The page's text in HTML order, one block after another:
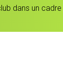
dans un